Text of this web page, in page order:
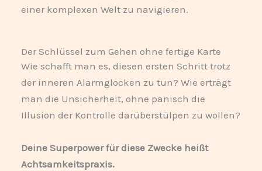
einer komplexen Welt zu navigieren.
Der Schlüssel zum Gehen ohne fertige Karte
Wie schafft man es, diesen ersten Schritt trotz
der inneren Alarmglocken zu tun? Wie erträgt
man die Unsicherheit, ohne panisch die
Illusion der Kontrolle darüberstülpen zu wollen?
Deine Superpower für diese Zwecke heißt
Achtsamkeitspraxis.